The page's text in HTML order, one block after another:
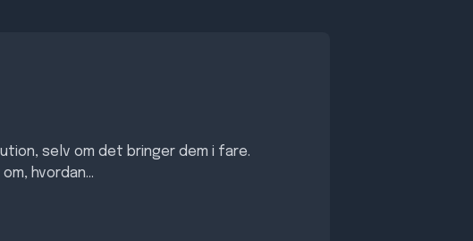
selv om det bringer dem i fare.
hvordan...